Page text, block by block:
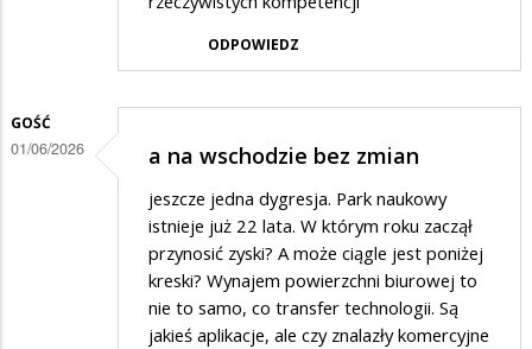
ODPOWIEDZ
GOŚĆ
01/06/2026 a na wschodzie bez zmian
jeszcze jedna dygresja. Park naukowy
istnieje już 22 lata. W którym roku zaczął
przynosić zyski? A może ciągle jest poniżej
kreski? Wynajem powierzchni biurowej to
nie to samo, co transfer technologii. Są
jakieś aplikacje, ale czy znalazły komercyjne